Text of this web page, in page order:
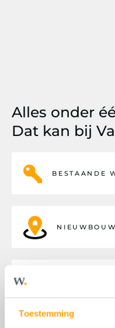
Toestemming
Alles onder
Dat kan bij
BESTAANDE
NIEUWBOUW